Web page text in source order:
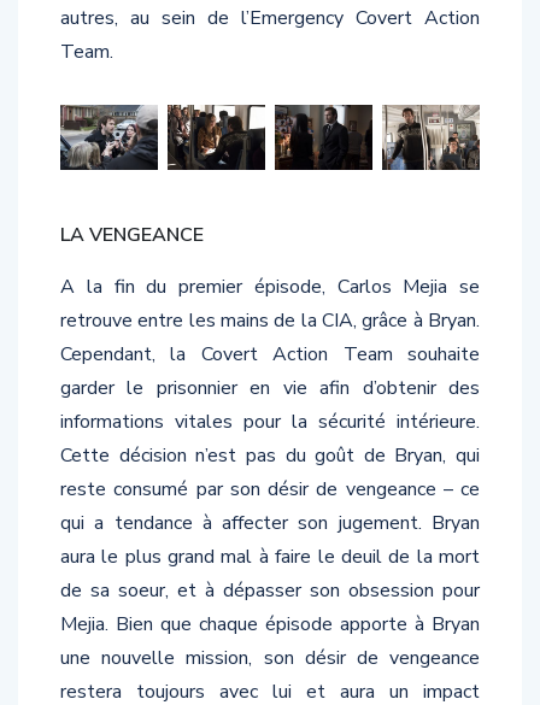
autres, au sein de l’Emergency Covert Action
Team.
LA VENGEANCE
A la fin du premier épisode, Carlos Mejia se
retrouve entre les mains de la CIA, grâce à Bryan.
Cependant, la Covert Action Team souhaite
garder le prisonnier en vie afin d’obtenir des
informations vitales pour la sécurité intérieure.
Cette décision n’est pas du goût de Bryan, qui
reste consumé par son désir de vengeance – ce
qui a tendance à affecter son jugement. Bryan
aura le plus grand mal à faire le deuil de la mort
de sa soeur, et à dépasser son obsession pour
Mejia. Bien que chaque épisode apporte à Bryan
une nouvelle mission, son désir de vengeance
restera toujours avec lui et aura un impact